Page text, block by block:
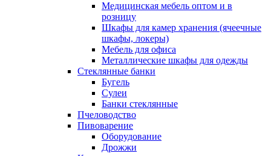
Медицинская мебель оптом и в
розницу
Шкафы для камер хранения (ячеечные
шкафы, локеры)
Мебель для офиса
Металлические шкафы для одежды
Стеклянные банки
Бугель
Сулеи
Банки стеклянные
Пчеловодство
Пивоварение
Оборудование
Дрожжи